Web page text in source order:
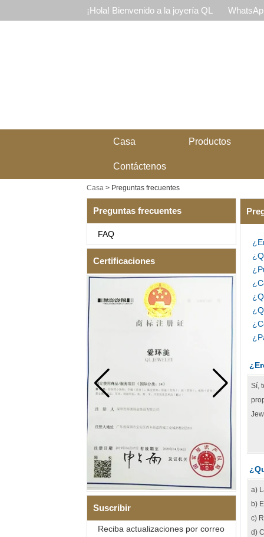
¡Hola! Bienvenido a la joyería QL
Casa Productos
Contáctenos
Casa> Preguntas frecuentes
Preguntas frecuentes
FAQ
Certificaciones
Suscribir
Reciba actualizaciones por correo
Sí,
a)
b)
c)
d)